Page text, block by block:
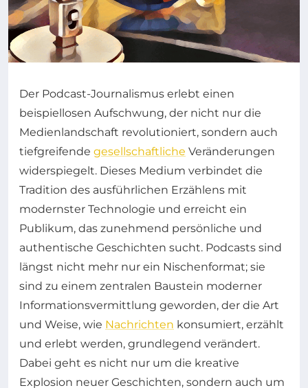
Der Podcast-Journalismus erlebt einen
beispiellosen Aufschwung, der nicht nur die
Medienlandschaft revolutioniert, sondern auch
tiefgreifende gesellschaftliche Veränderungen
widerspiegelt. Dieses Medium verbindet die
Tradition des ausführlichen Erzählens mit
modernster Technologie und erreicht ein
Publikum, das zunehmend persönliche und
authentische Geschichten sucht. Podcasts sind
längst nicht mehr nur ein Nischenformat; sie
sind zu einem zentralen Baustein moderner
Informationsvermittlung geworden, der die Art
und Weise, wie Nachrichten konsumiert, erzählt
und erlebt werden, grundlegend verändert.
Dabei geht es nicht nur um die kreative
Explosion neuer Geschichten, sondern auch um